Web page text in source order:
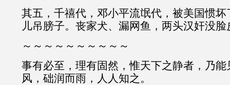
其五，千禧代，邓小平流氓代，被美国惯
儿吊膀子。丧家犬、漏网鱼，两头汉奸没脸
～～～～～～～～～～
事有必至，理有固然，惟天下之静者，乃
风，础润而雨，人人知之。